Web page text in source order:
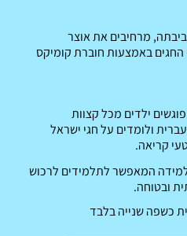
מרחיבים את אוצר
החגים באמצעות חוברת קומיקס
ילדים מכל קצוות
ולומדים על חגי ישראל
קריאה.
למידה המאפשר לתלמידים לרכוש
ובטוחה.
כשפה שנייה בלבד